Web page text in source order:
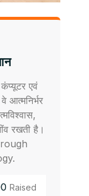
एवं
आत्मनिर्भर
रखती है।
Raised